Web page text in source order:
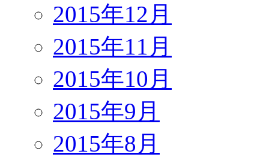
2015年12月
2015年11月
2015年10月
2015年9月
2015年8月